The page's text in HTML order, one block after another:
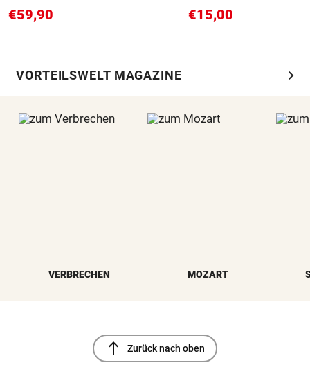
€59,90 €15,00
VORTEILSWELT MAGAZINE chevron_right
VERBRECHEN MOZART
north Zurück nach oben